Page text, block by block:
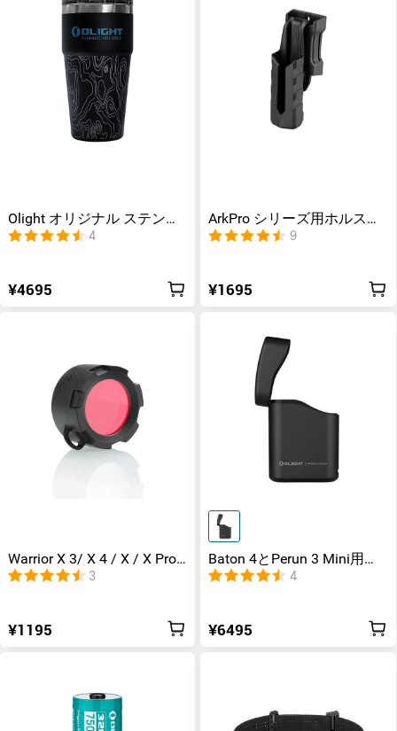
Olight オリジナル ステンレ
スタンブラー600ml
4
¥4695
ArkPro シリーズ用ホルスタ
ー
9
¥1695
Warrior X 3/ X 4 / X / X Pro
フィルター
3
¥1195
Baton 4とPerun 3 Mini用充
電ケース
4
¥6495